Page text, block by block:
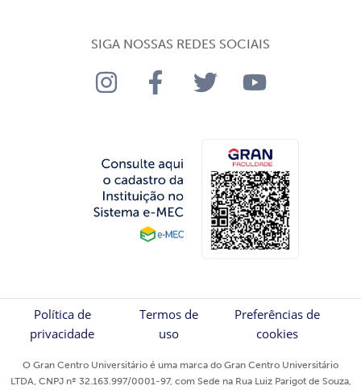
SIGA NOSSAS REDES SOCIAIS
Política de
privacidade
Termos de
uso
Preferências de
cookies
O Gran Centro Universitário é uma marca do Gran Centro Universitário
LTDA, CNPJ nº 32.163.997/0001-97, com Sede na Rua Luiz Parigot de Souza,